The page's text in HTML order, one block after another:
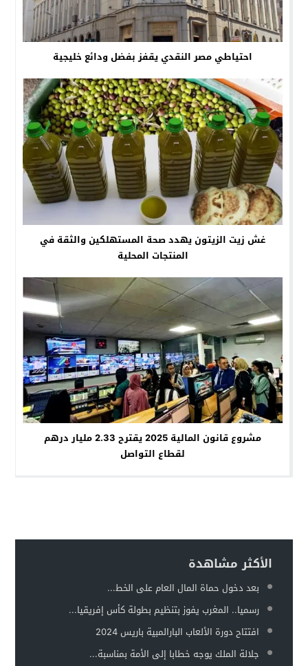
احتياطي مصر النقدي يقفز بفضل ودائع خليجية
غش زيت الزيتون يهدد صحة المستهلكين والثقة في
المنتجات المحلية
مشروع قانون المالية 2025 يقترح 2.33 مليار درهم
لقطاع التواصل
الأكثر مشاهدة
بعد دخول حماة المال العام على الخط...
رسميا.. المغرب يفوز بتنظيم بطولة كأس إفريقيا...
افتتاح دورة الألعاب البارالمبية باريس 2024
جلالة الملك يوجه خطابا إلى الأمة بمناسبة...